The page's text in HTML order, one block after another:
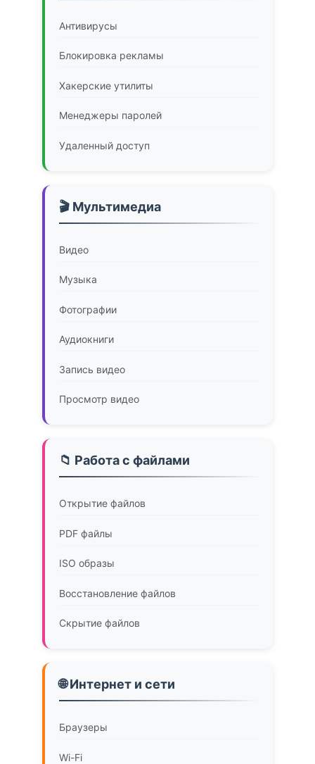
Антивирусы
Блокировка рекламы
Хакерские утилиты
Менеджеры паролей
Удаленный доступ
🎬 Мультимедиа
Видео
Музыка
Фотографии
Аудиокниги
Запись видео
Просмотр видео
📁 Работа с файлами
Открытие файлов
PDF файлы
ISO образы
Восстановление файлов
Скрытие файлов
🌐 Интернет и сети
Браузеры
Wi-Fi